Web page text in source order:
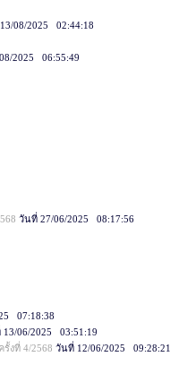
08/2025 02:44:18
2025 06:55:49
วันที่ 27/06/2025 08:17:56
07:18:38
13/06/2025 03:51:19
งที่ 4/2568วันที่ 12/06/2025 09:28:21